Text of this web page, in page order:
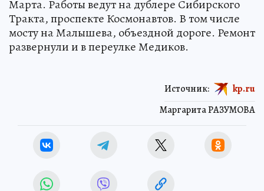
Марта. Работы ведут на дублере Сибирского
Тракта, проспекте Космонавтов. В том числе
мосту на Малышева, объездной дороге. Ремонт
развернули и в переулке Медиков.
Маргарита РАЗУМОВА
Источник: kp.ru